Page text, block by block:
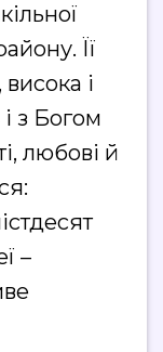
Її
і
з Богом
любові й
–